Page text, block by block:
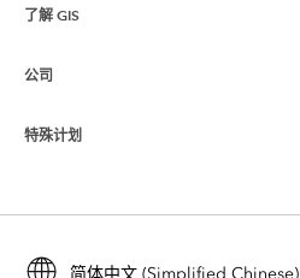
制图
Esri 社区
ArcGIS 博客
用户研究和测试
了解 GIS
什么是 GIS？
位置智能
培训
公司
关于 Esri
招贤纳士
特殊计划
ArcGIS for Student Use